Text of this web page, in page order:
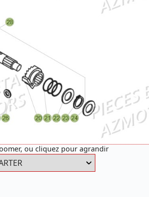
ou cliquez pour agrandir